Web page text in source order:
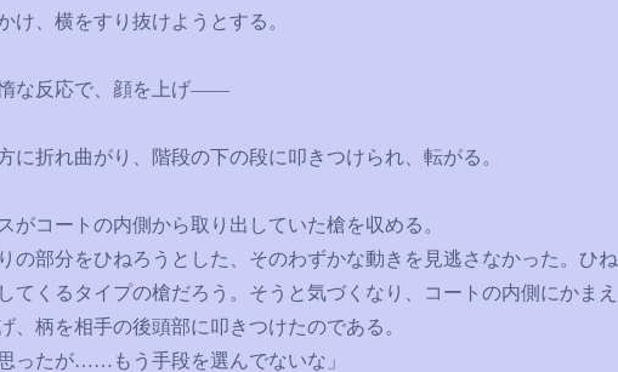
、横をすり抜けようとする。
な反応で、顔を上げ――
折れ曲がり、階段の下の段に叩きつけられ、転がる。
コートの内側から取り出していた槍を収める。
の部分をひねろうとした、そのわずかな動きを見逃さなかった。ひね
てくるタイプの槍だろう。そうと気づくなり、コートの内側にかまえ
、柄を相手の後頭部に叩きつけたのである。
ったが…… もう手段を選んでないな」